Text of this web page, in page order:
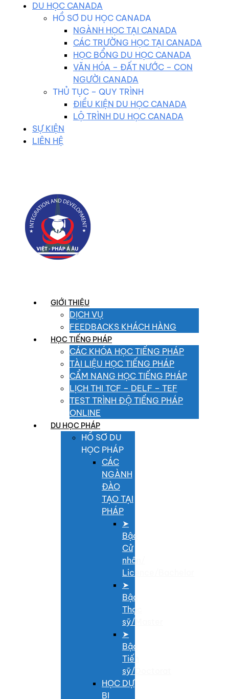
DU HỌC CANADA
HỒ SƠ DU HỌC CANADA
NGÀNH HỌC TẠI CANADA
CÁC TRƯỜNG HỌC TẠI CANADA
HỌC BỔNG DU HỌC CANADA
VĂN HÓA – ĐẤT NƯỚC – CON
NGƯỜI CANADA
THỦ TỤC – QUY TRÌNH
ĐIỀU KIỆN DU HỌC CANADA
LỘ TRÌNH DU HỌC CANADA
SỰ KIỆN
LIÊN HỆ
GIỚI THIỆU
DỊCH VỤ
FEEDBACKS KHÁCH HÀNG
HỌC TIẾNG PHÁP
CÁC KHÓA HỌC TIẾNG PHÁP
TÀI LIỆU HỌC TIẾNG PHÁP
CẨM NANG HỌC TIẾNG PHÁP
LỊCH THI TCF – DELF – TEF
TEST TRÌNH ĐỘ TIẾNG PHÁP
ONLINE
DU HỌC PHÁP
HỒ SƠ DU
HỌC PHÁP
CÁC
NGÀNH
ĐÀO
TẠO TẠI
PHÁP
➤
Bậc
Cử
nhân/
Licence/Bachelor
➤
Bậc
Thạc
sỹ/Master
➤
Bậc
Tiến
sỹ/Doctorat
HỌC DỰ
BỊ